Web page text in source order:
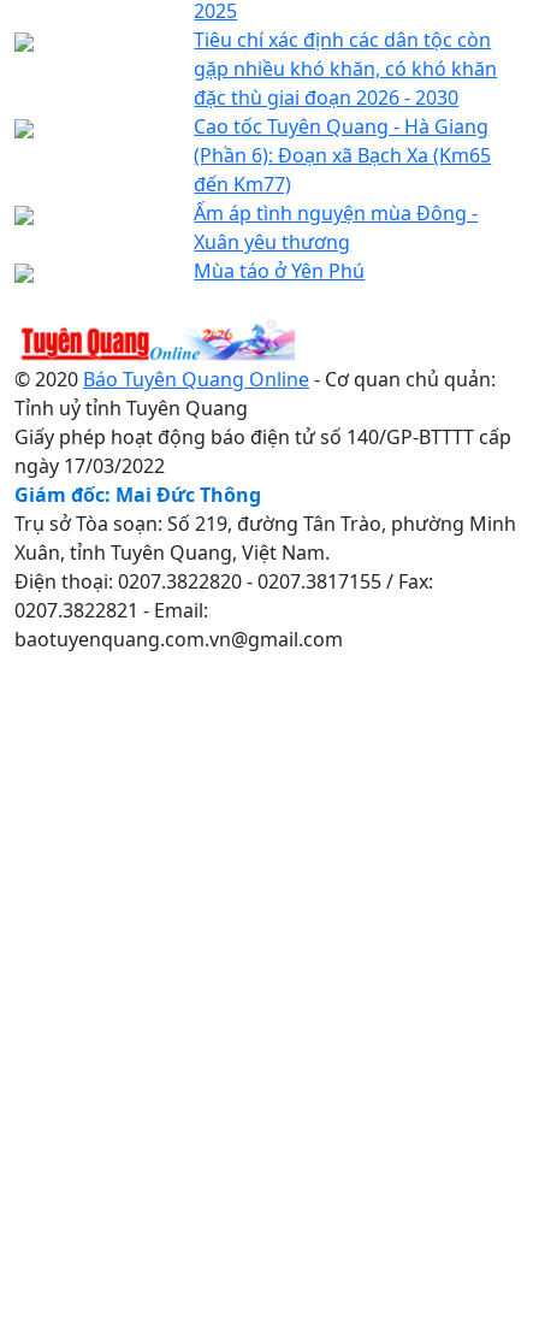
2025
Tiêu chí xác định các dân tộc còn
gặp nhiều khó khăn, có khó khăn
đặc thù giai đoạn 2026 - 2030
Cao tốc Tuyên Quang - Hà Giang
(Phần 6): Đoạn xã Bạch Xa (Km65
đến Km77)
Ấm áp tình nguyện mùa Đông -
Xuân yêu thương
Mùa táo ở Yên Phú
© 2020 Báo Tuyên Quang Online- Cơ quan chủ quản:
Tỉnh uỷ tỉnh Tuyên Quang
Giấy phép hoạt động báo điện tử số 140/GP-BTTTT cấp
ngày 17/03/2022
Giám đốc: Mai Đức Thông
Trụ sở Tòa soạn: Số 219, đường Tân Trào, phường Minh
Xuân, tỉnh Tuyên Quang, Việt Nam.
Điện thoại: 0207.3822820 - 0207.3817155 / Fax:
0207.3822821 - Email:
baotuyenquang.com.vn@gmail.com